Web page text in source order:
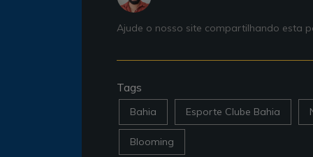
Ajude o nosso site compartilhando esta
Tags
Bahia Esporte Clube Bahia
Blooming